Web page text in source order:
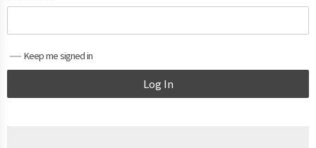
Keep me signed in
Log In